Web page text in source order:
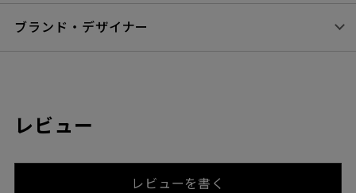
ブランド・デザイナー
レビュー
レビューを書く